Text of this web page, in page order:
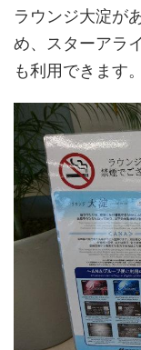
ラウンジ大淀が
め、スターアラ
も利用できます。